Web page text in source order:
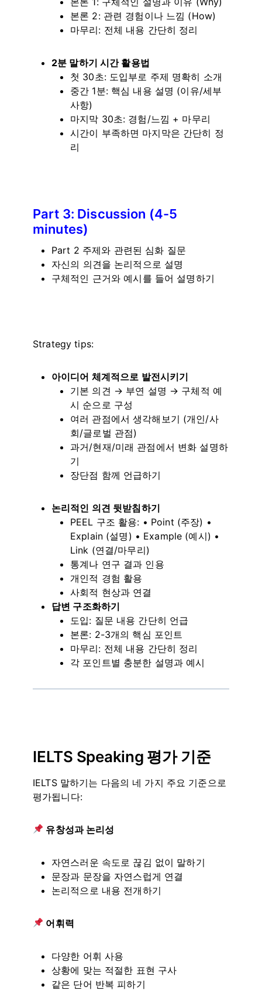
본론 2: 관련 경험이나 느낌 (How)
마무리: 전체 내용 간단히 정리
2분 말하기 시간 활용법
첫 30초: 도입부로 주제 명확히 소개
중간 1분: 핵심 내용 설명 (이유/세부
사항)
마지막 30초: 경험/느낌 + 마무리
시간이 부족하면 마지막은 간단히 정
리
Part 3: Discussion (4-5
minutes)
Part 2 주제와 관련된 심화 질문
자신의 의견을 논리적으로 설명
구체적인 근거와 예시를 들어 설명하기
Strategy tips:
아이디어 체계적으로 발전시키기
기본 의견 → 부연 설명 → 구체적 예
시 순으로 구성
여러 관점에서 생각해보기 (개인/사
회/글로벌 관점)
과거/현재/미래 관점에서 변화 설명하
기
장단점 함께 언급하기
논리적인 의견 뒷받침하기
PEEL 구조 활용: • Point (주장) •
Explain (설명) • Example (예시) •
Link (연결/마무리)
통계나 연구 결과 인용
개인적 경험 활용
사회적 현상과 연결
답변 구조화하기
도입: 질문 내용 간단히 언급
본론: 2-3개의 핵심 포인트
마무리: 전체 내용 간단히 정리
각 포인트별 충분한 설명과 예시
IELTS Speaking 평가 기준
IELTS 말하기는 다음의 네 가지 주요 기준으로
평가됩니다:
유창성과 논리성
자연스러운 속도로 끊김 없이 말하기
문장과 문장을 자연스럽게 연결
논리적으로 내용 전개하기
어휘력
다양한 어휘 사용
상황에 맞는 적절한 표현 구사
같은 단어 반복 피하기